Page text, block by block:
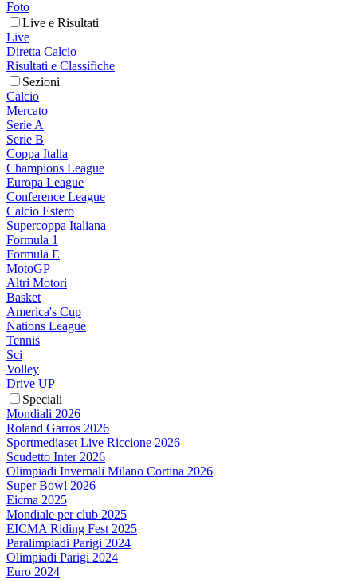
Foto
Live e Risultati
Live
Diretta Calcio
Risultati e Classifiche
Sezioni
Calcio
Mercato
Serie A
Serie B
Coppa Italia
Champions League
Europa League
Conference League
Calcio Estero
Supercoppa Italiana
Formula 1
Formula E
MotoGP
Altri Motori
Basket
America's Cup
Nations League
Tennis
Sci
Volley
Drive UP
Speciali
Mondiali 2026
Roland Garros 2026
Sportmediaset Live Riccione 2026
Scudetto Inter 2026
Olimpiadi Invernali Milano Cortina 2026
Super Bowl 2026
Eicma 2025
Mondiale per club 2025
EICMA Riding Fest 2025
Paralimpiadi Parigi 2024
Olimpiadi Parigi 2024
Euro 2024